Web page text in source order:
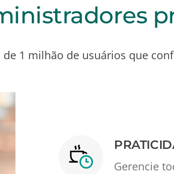
1 milhão de usuários que
Gerencie